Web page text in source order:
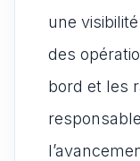
une
des
bord et les